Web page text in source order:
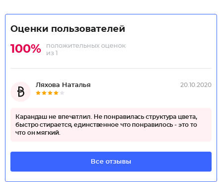
Оценки пользователей
100%
положительных оценок
из 1
Ляхова Наталья 20.10.2020
Карандаш не впечатлил. Не понравилась структура цвета,
быстро стирается, единственное что понравилось - это то
что он мягкий.
Все отзывы